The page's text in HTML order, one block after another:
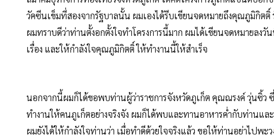
วัคซีนเข็มที่สองจากรัฐบาลนั้น ผมเองได้รีบเขียนจดหมายถึงคุณภูมิกิตติ์
ผมทราบดีว่าท่านตั้งอกตั้งใจทำโครงการนี้มาก ผมได้เขียนจดหมายลง
เรื่อง และให้กำลังใจคุณภูมิกิตติ์ ให้ทำงานนี้ให้สำเร็จ
นอกจากนี้ผมก็ได้ขอพบท่านผู้ว่าราชการจังหวัดภูเก็ต คุณณรงค์ วุ่นซิ้ว
ทำงานให้คนภูเก็ตอย่างจริงจัง ผมก็ได้พบและทานอาหารค่ำกับท่านแ
ผมยังได้ให้กำลังใจท่านว่า เมื่อทำดีด้วยใจจริงแล้ว ขอให้ท่านอย่าไปพ